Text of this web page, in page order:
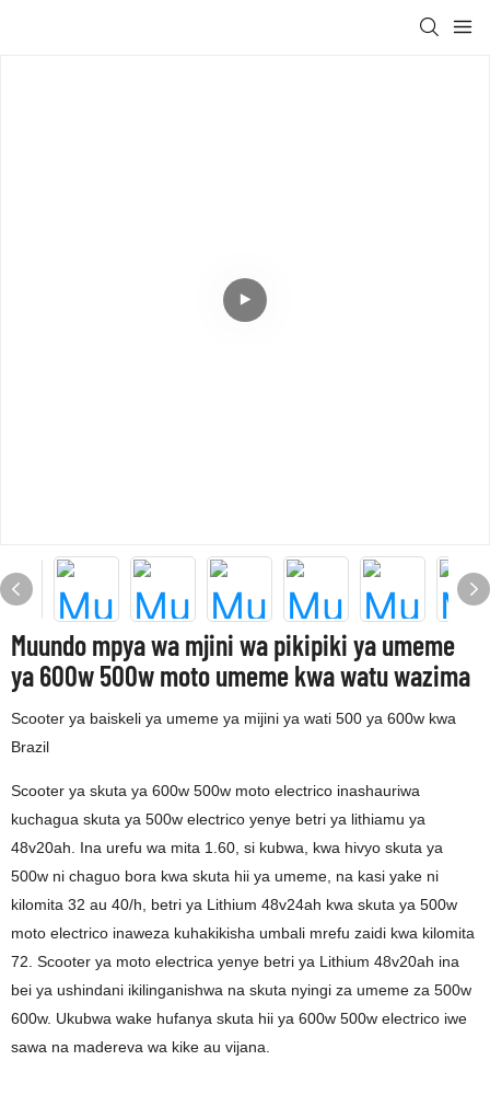
Muundo mpya wa mjini wa pikipiki ya umeme
ya 600w 500w moto umeme kwa watu wazima
Scooter ya baiskeli ya umeme ya mijini ya wati 500 ya 600w kwa
Brazil
Scooter ya skuta ya 600w 500w moto electrico inashauriwa
kuchagua skuta ya 500w electrico yenye betri ya lithiamu ya
48v20ah. Ina urefu wa mita 1.60, si kubwa, kwa hivyo skuta ya
500w ni chaguo bora kwa skuta hii ya umeme, na kasi yake ni
kilomita 32 au 40/h, betri ya Lithium 48v24ah kwa skuta ya 500w
moto electrico inaweza kuhakikisha umbali mrefu zaidi kwa kilomita
72. Scooter ya moto electrica yenye betri ya Lithium 48v20ah ina
bei ya ushindani ikilinganishwa na skuta nyingi za umeme za 500w
600w. Ukubwa wake hufanya skuta hii ya 600w 500w electrico iwe
sawa na madereva wa kike au vijana.